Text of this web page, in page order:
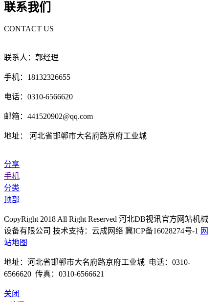
联系我们
CONTACT US
联系人：郭经理
手机：18132326655
电话：0310-6566620
邮箱：441520902@qq.com
地址： 河北省邯郸市大名府路京府工业城
分享
手机
分类
顶部
CopyRight 2018 All Right Reserved 河北DB视讯官方网站机械
设备有限公司 技术支持：云成网络 冀ICP备16028274号-1 网
站地图
地址：河北省邯郸市大名府路京府工业城 电话：0310-
6566620 传真：0310-6566621
关闭